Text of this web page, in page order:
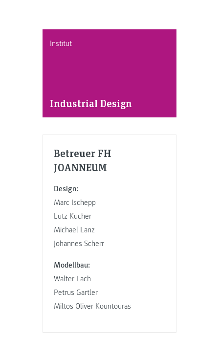
Institut
Industrial Design
Betreuer FH
JOANNEUM
Design:
Marc Ischepp
Lutz Kucher
Michael Lanz
Johannes Scherr
Modellbau:
Walter Lach
Petrus Gartler
Miltos Oliver Kountouras